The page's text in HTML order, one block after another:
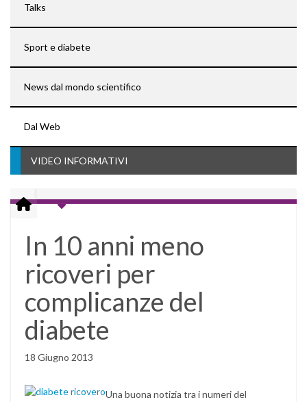
Talks
Sport e diabete
News dal mondo scientifico
Dal Web
VIDEO INFORMATIVI
In 10 anni meno
ricoveri per
complicanze del
diabete
18 Giugno 2013
Una buona notizia tra i numeri del